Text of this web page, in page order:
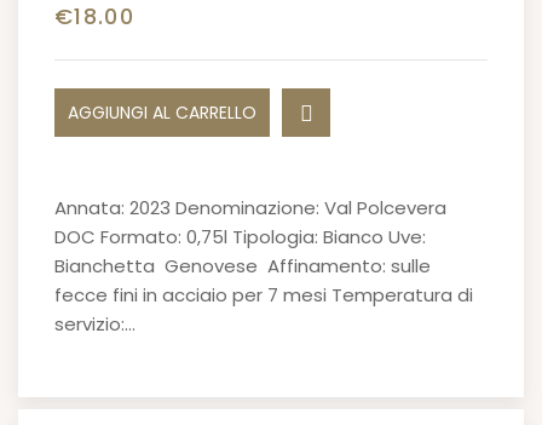
€18.00
AGGIUNGI AL CARRELLO
Annata: 2023 Denominazione: Val Polcevera
DOC Formato: 0,75l Tipologia: Bianco Uve:
Bianchetta Genovese Affinamento: sulle
fecce fini in acciaio per 7 mesi Temperatura di
servizio:…